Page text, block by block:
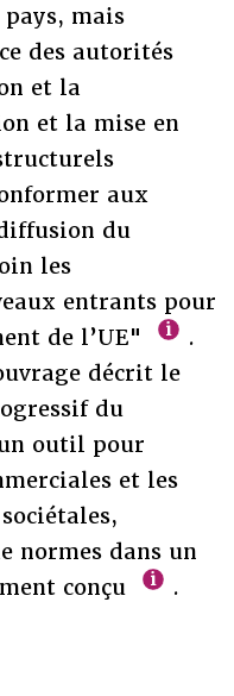
mais
des autorités
et la
et la mise en
aux
du
les
entrants pour
de l’UE"
.
décrit le
du
outil pour
et les
normes dans un
conçu
.